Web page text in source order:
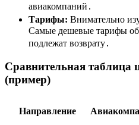
авиакомпаний․
Тарифы: Внимательно
Самые дешевые тарифы
подлежат возврату․
Сравнительная таблица
(пример)
Направление